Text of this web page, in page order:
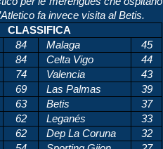
fa invece visita al Betis.
CLASSIFICA
84 Malaga 45
84 Celta Vigo 44
74 Valencia 43
69 Las Palmas 39
63 Betis 37
62 Leganés 33
62 Dep La Coruna 32